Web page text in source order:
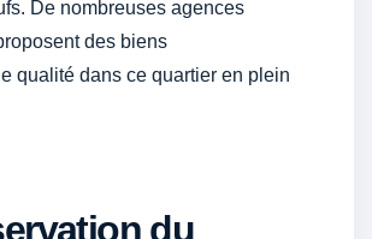
De nombreuses agences
des biens
qualité dans ce quartier en plein
du